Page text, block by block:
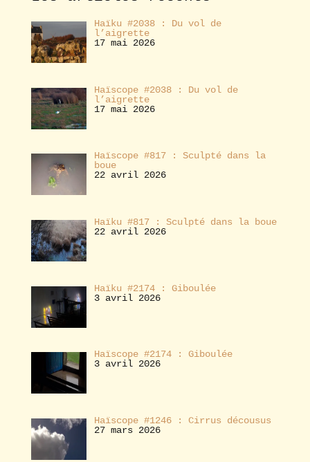
Haïku #2038 : Du vol de
l’aigrette
17 mai 2026
Haïscope #2038 : Du vol de
l’aigrette
17 mai 2026
Haïscope #817 : Sculpté dans la
boue
22 avril 2026
Haïku #817 : Sculpté dans la boue
22 avril 2026
Haïku #2174 : Giboulée
3 avril 2026
Haïscope #2174 : Giboulée
3 avril 2026
Haïscope #1246 : Cirrus décousus
27 mars 2026